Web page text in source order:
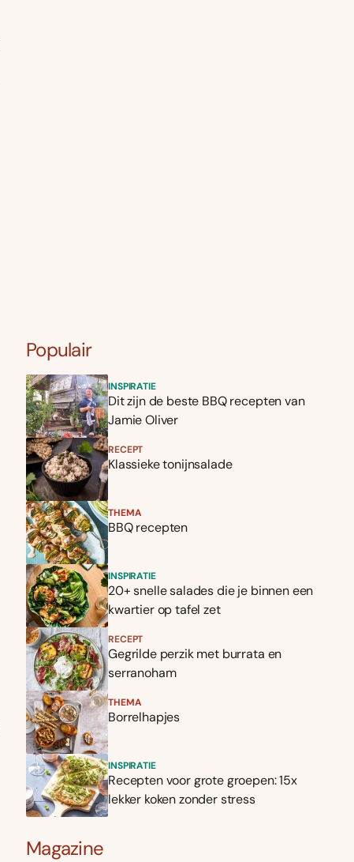
Populair
INSPIRATIE
Dit zijn de beste BBQ recepten van
Jamie Oliver
RECEPT
Klassieke tonijnsalade
THEMA
BBQ recepten
INSPIRATIE
20+ snelle salades die je binnen een
kwartier op tafel zet
RECEPT
Gegrilde perzik met burrata en
serranoham
THEMA
Borrelhapjes
INSPIRATIE
Recepten voor grote groepen: 15x
lekker koken zonder stress
Magazine